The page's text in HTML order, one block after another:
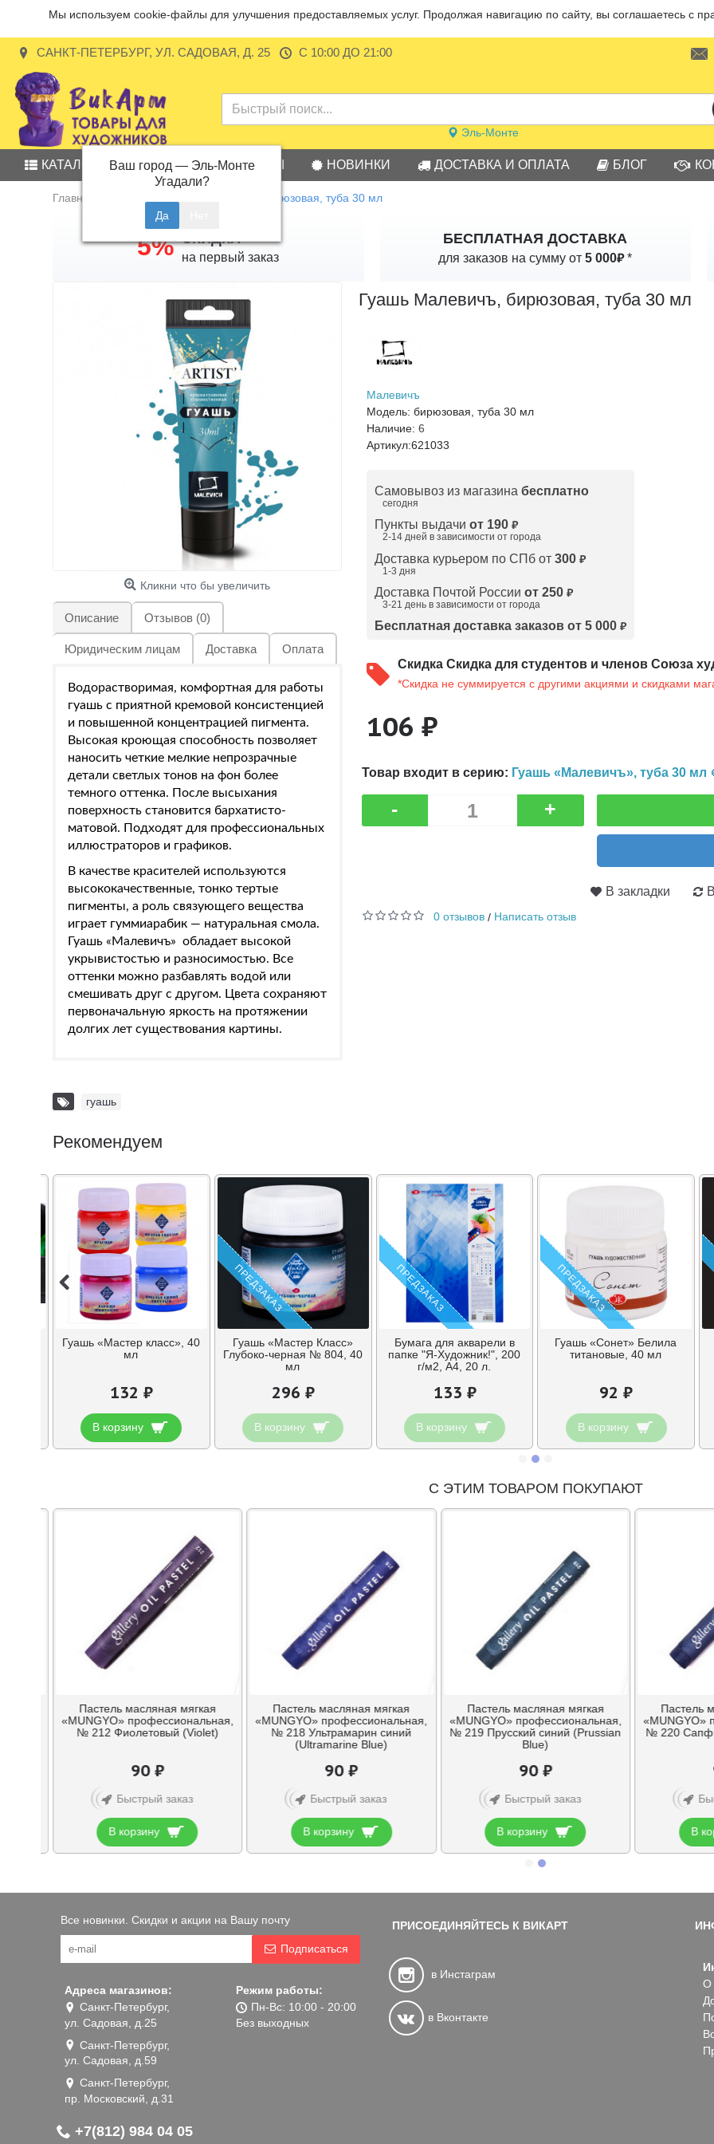
Мы используем cookie-файлы для улучшения предоставляемых услуг. Продолжая навигацию по сайту, вы соглашаетесь с
САНКТ-ПЕТЕРБУРГ, УЛ. САДОВАЯ, Д. 25 С 10:00 ДО 21:00
Эль-Монте
Ваш город — Эль-Монте
Угадали?
КАТАЛОГ АКЦИИ БРЕНДЫ НОВИНКИ ДОСТАВКА И ОПЛАТА БЛОГ
Главная Гуашь Малевичъ, бирюзовая, туба 30 мл
5% СКИДКА
на первый заказ
БЕСПЛАТНАЯ ДОСТАВКА
для заказов на сумму от5 000₽*
Кликни что бы увеличить
Описание Отзывов (0)
Юридическим лицам Доставка Оплата
Водорастворимая, комфортная для работы
гуашь с приятной кремовой консистенцией
и повышенной концентрацией пигмента.
Высокая кроющая способность позволяет
наносить четкие мелкие непрозрачные
детали светлых тонов на фон более
темного оттенка. После высыхания
поверхность становится бархатисто-
матовой. Подходят для профессиональных
иллюстраторов и графиков.
В качестве красителей используются
высококачественные, тонко тертые
пигменты, а роль связующего вещества
играет гуммиарабик — натуральная смола.
Гуашь «Малевичъ» обладает высокой
укрывистостью и разносимостью. Все
оттенки можно разбавлять водой или
смешивать друг с другом. Цвета сохраняют
первоначальную яркость на протяжении
долгих лет существования картины.
Гуашь Малевичъ, бирюзовая, туба 30 мл
Малевичъ
Модель: бирюзовая, туба 30 мл
Наличие: 6
Артикул:621033
Самовывоз из магазина бесплатно
сегодня
Пункты выдачи от 190 ₽
2-14 дней в зависимости от города
Доставка курьером по СПб от 300 ₽
1-3 дня
Доставка Почтой России от 250 ₽
3-21 день в зависимости от города
Бесплатная доставка заказов от 5 000₽
Скидка Скидка для студентов и членов Союза
*Скидка не суммируется с другими акциями и скидками
106 ₽
Товар входит в серию: Гуашь «Малевичъ», туба 30 мл
- +
В закладки
0 отзывов/ Написать отзыв
гуашь
Рекомендуем
Гуашь «Мастер класс», 40
мл
132 ₽
В корзину
ПРЕДЗАКАЗ
Гуашь «Мастер Класс»
Глубоко-черная № 804, 40
мл
296 ₽
В корзину
ПРЕДЗАКАЗ
Бумага для акварели в
папке "Я-Художник!", 200
г/м2, А4, 20 л.
133 ₽
В корзину
ПРЕДЗАКАЗ
Гуашь «Сонет» Белила
титановые, 40 мл
92 ₽
В корзину
С ЭТИМ ТОВАРОМ ПОКУПАЮТ
Пастель масляная мягкая
«MUNGYO» профессиональная,
№ 212 Фиолетовый (Violet)
90 ₽
Быстрый заказ
В корзину
Пастель масляная мягкая
«MUNGYO» профессиональная,
№ 218 Ультрамарин синий
(Ultramarine Blue)
90 ₽
Быстрый заказ
В корзину
Пастель масляная мягкая
«MUNGYO» профессиональная,
№ 219 Прусский синий (Prussian
Blue)
90 ₽
Быстрый заказ
В корзину
Пастель
«MUNGYO»
№ 220
В
Все новинки. Скидки и акции на Вашу почту
Подписаться
Адреса магазинов:
Санкт-Петербург,
ул. Садовая, д.25
Санкт-Петербург,
ул. Садовая, д.59
Санкт-Петербург,
пр. Московский, д.31
Режим работы:
Пн-Вс: 10:00 - 20:00
Без выходных
+7(812) 984 04 05
ПРИСОЕДИНЯЙТЕСЬ К ВИКАРТ
в Инстаграм
в Вконтакте
О